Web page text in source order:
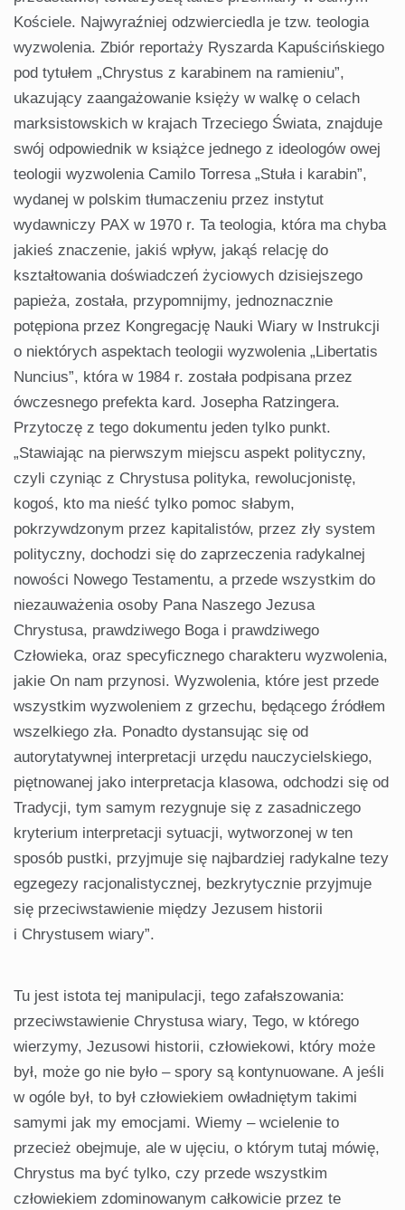
Kościele. Najwyraźniej odzwierciedla je tzw. teologia
wyzwolenia. Zbiór reportaży Ryszarda Kapuścińskiego
pod tytułem „Chrystus z karabinem na ramieniu”,
ukazujący zaangażowanie księży w walkę o celach
marksistowskich w krajach Trzeciego Świata, znajduje
swój odpowiednik w książce jednego z ideologów owej
teologii wyzwolenia Camilo Torresa „Stuła i karabin”,
wydanej w polskim tłumaczeniu przez instytut
wydawniczy PAX w 1970 r. Ta teologia, która ma chyba
jakieś znaczenie, jakiś wpływ, jakąś relację do
kształtowania doświadczeń życiowych dzisiejszego
papieża, została, przypomnijmy, jednoznacznie
potępiona przez Kongregację Nauki Wiary w Instrukcji
o niektórych aspektach teologii wyzwolenia „Libertatis
Nuncius”, która w 1984 r. została podpisana przez
ówczesnego prefekta kard. Josepha Ratzingera.
Przytoczę z tego dokumentu jeden tylko punkt.
„Stawiając na pierwszym miejscu aspekt polityczny,
czyli czyniąc z Chrystusa polityka, rewolucjonistę,
kogoś, kto ma nieść tylko pomoc słabym,
pokrzywdzonym przez kapitalistów, przez zły system
polityczny, dochodzi się do zaprzeczenia radykalnej
nowości Nowego Testamentu, a przede wszystkim do
niezauważenia osoby Pana Naszego Jezusa
Chrystusa, prawdziwego Boga i prawdziwego
Człowieka, oraz specyficznego charakteru wyzwolenia,
jakie On nam przynosi. Wyzwolenia, które jest przede
wszystkim wyzwoleniem z grzechu, będącego źródłem
wszelkiego zła. Ponadto dystansując się od
autorytatywnej interpretacji urzędu nauczycielskiego,
piętnowanej jako interpretacja klasowa, odchodzi się od
Tradycji, tym samym rezygnuje się z zasadniczego
kryterium interpretacji sytuacji, wytworzonej w ten
sposób pustki, przyjmuje się najbardziej radykalne tezy
egzegezy racjonalistycznej, bezkrytycznie przyjmuje
się przeciwstawienie między Jezusem historii
i Chrystusem wiary”.
Tu jest istota tej manipulacji, tego zafałszowania:
przeciwstawienie Chrystusa wiary, Tego, w którego
wierzymy, Jezusowi historii, człowiekowi, który może
był, może go nie było – spory są kontynuowane. A jeśli
w ogóle był, to był człowiekiem owładniętym takimi
samymi jak my emocjami. Wiemy – wcielenie to
przecież obejmuje, ale w ujęciu, o którym tutaj mówię,
Chrystus ma być tylko, czy przede wszystkim
człowiekiem zdominowanym całkowicie przez te